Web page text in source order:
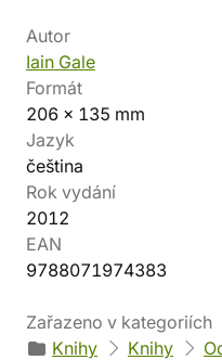
Autor
Iain Gale
Formát
206 x 135 mm
Jazyk
čeština
Rok vydání
2012
EAN
9788071974383
Zařazeno v kategoriích
Knihy
Knihy